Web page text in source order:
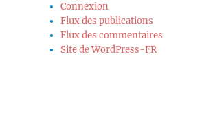
Connexion
Flux des publications
Flux des commentaires
Site de WordPress-FR